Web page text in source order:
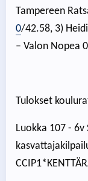
Tampereen
0/42.58, 3)
– Valon Nopea
Tulokset
Luokka 107 -